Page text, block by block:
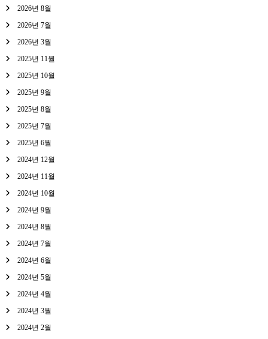
2026년 8월
2026년 7월
2026년 3월
2025년 11월
2025년 10월
2025년 9월
2025년 8월
2025년 7월
2025년 6월
2024년 12월
2024년 11월
2024년 10월
2024년 9월
2024년 8월
2024년 7월
2024년 6월
2024년 5월
2024년 4월
2024년 3월
2024년 2월